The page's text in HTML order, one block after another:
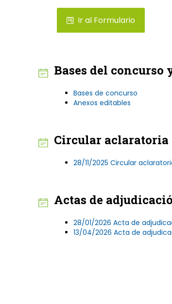
Ir al Formulario
Bases del concurso
Bases de concurso
Anexos editables
Circular aclaratoria
28/11/2025 Circular
Actas de
28/01/2026 Acta de
13/04/2026 Acta de